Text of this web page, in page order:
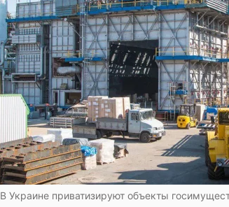
В Украине приватизируют объекты